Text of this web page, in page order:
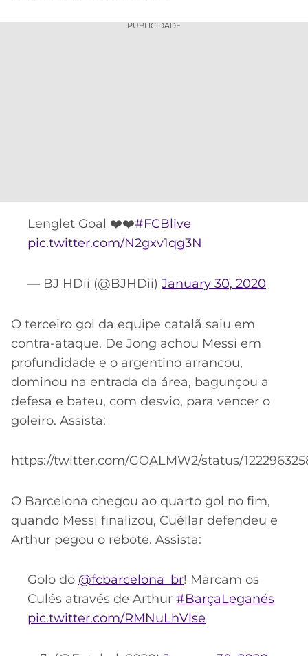
PUBLICIDADE
Lenglet Goal ❤️❤️#FCBlive
pic.twitter.com/N2gxv1qg3N
— BJ HDii (@BJHDii) January 30, 2020
O terceiro gol da equipe catalã saiu em
contra-ataque. De Jong achou Messi em
profundidade e o argentino arrancou,
dominou na entrada da área, bagunçou a
defesa e bateu, com desvio, para vencer o
goleiro. Assista:
https://twitter.com/GOALMW2/status/
O Barcelona chegou ao quarto gol no fim,
quando Messi finalizou, Cuéllar defendeu e
Arthur pegou o rebote. Assista:
Golo do @fcbarcelona_br! Marcam os
Culés através de Arthur #BarçaLeganés
pic.twitter.com/RMNuLhVlse